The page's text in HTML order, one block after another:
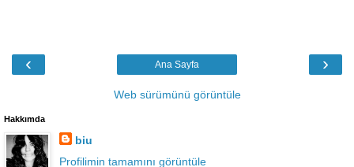
‹ ›
Ana Sayfa
Web sürümünü görüntüle
Hakkımda
biu
Profilimin tamamını görüntüle